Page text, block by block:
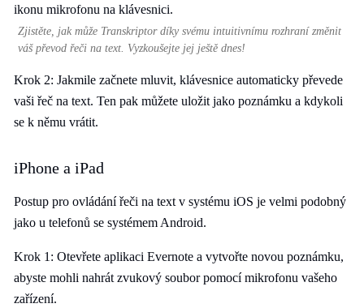
Zjistěte, jak může Transkriptor díky svému intuitivnímu rozhraní změnit
váš převod řeči na text. Vyzkoušejte jej ještě dnes!
Krok 2: Jakmile začnete mluvit, klávesnice automaticky převede
vaši řeč na text. Ten pak můžete uložit jako poznámku a kdykoli
se k němu vrátit.
iPhone a iPad
Postup pro ovládání řeči na text v systému iOS je velmi podobný
jako u telefonů se systémem Android.
Krok 1: Otevřete aplikaci Evernote a vytvořte novou poznámku,
abyste mohli nahrát zvukový soubor pomocí mikrofonu vašeho
zařízení.